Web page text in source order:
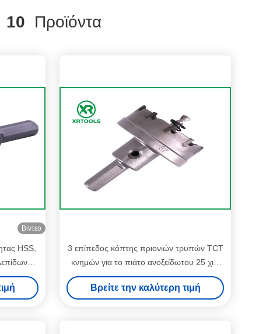
10 Προϊόντα
Βίντεο
HSS,
3 επίπεδος κόπτης πριονιών τρυπών TCT
κνημών για το πιάτο ανοξείδωτου 25 χιλ.
τέμνοντος βάθους
Βρείτε την καλύτερη τιμή